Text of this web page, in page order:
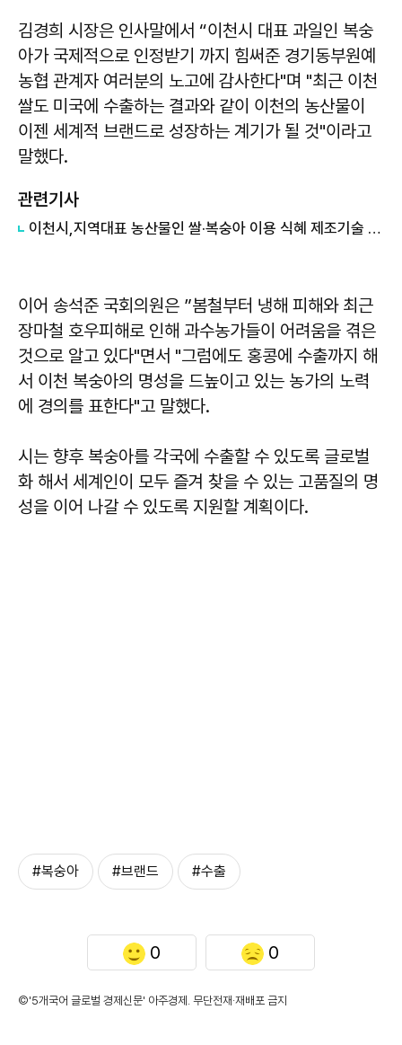
김경희 시장은 인사말에서 “이천시 대표 과일인 복숭
아가 국제적으로 인정받기 까지 힘써준 경기동부원예
농협 관계자 여러분의 노고에 감사한다"며 "최근 이천
쌀도 미국에 수출하는 결과와 같이 이천의 농산물이
이젠 세계적 브랜드로 성장하는 계기가 될 것"이라고
말했다.
관련기사
이천시,지역대표 농산물인 쌀·복숭아 이용 식혜 제조기술 개발...'특허등록'
이어 송석준 국회의원은 ”봄철부터 냉해 피해와 최근
장마철 호우피해로 인해 과수농가들이 어려움을 겪은
것으로 알고 있다"면서 "그럼에도 홍콩에 수출까지 해
서 이천 복숭아의 명성을 드높이고 있는 농가의 노력
에 경의를 표한다"고 말했다.
시는 향후 복숭아를 각국에 수출할 수 있도록 글로벌
화 해서 세계인이 모두 즐겨 찾을 수 있는 고품질의 명
성을 이어 나갈 수 있도록 지원할 계획이다.
#복숭아 #브랜드 #수출
0 0
©'5개국어 글로벌 경제신문' 아주경제. 무단전재·재배포 금지